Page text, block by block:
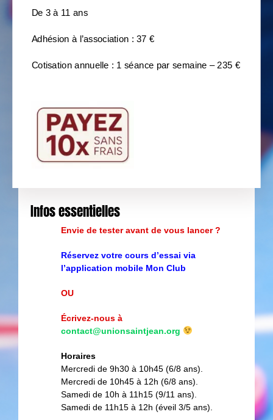
De 3 à 11 ans
Adhésion à l’association : 37 €
Cotisation annuelle : 1 séance par semaine – 235 €
Infos essentielles
Envie de tester avant de vous lancer ?
Réservez votre cours d’essai via
l’application mobile Mon Club
OU
Écrivez-nous à
contact@unionsaintjean.org
Horaires
Mercredi de 9h30 à 10h45 (6/8 ans).
Mercredi de 10h45 à 12h (6/8 ans).
Samedi de 10h à 11h15 (9/11 ans).
Samedi de 11h15 à 12h (éveil 3/5 ans).